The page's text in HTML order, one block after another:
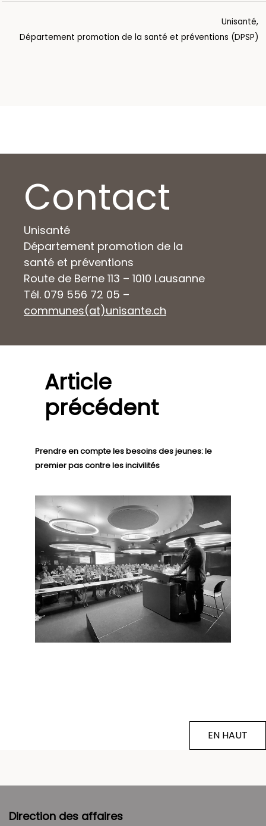
Unisanté,
Département promotion de la santé et préventions (DPSP)
Contact
Unisanté
Département promotion de la
santé et préventions
Route de Berne 113 – 1010 Lausanne
Tél. 079 556 72 05 –
communes(at)unisante.ch
Article
précédent
Prendre en compte les besoins des jeunes: le
premier pas contre les incivilités
EN HAUT
Direction des affaires